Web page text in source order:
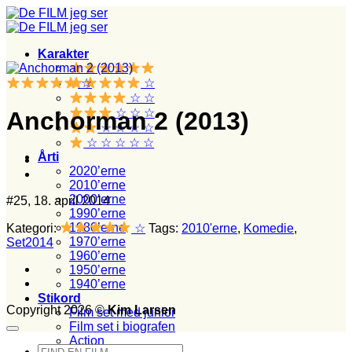
Fortsæt
til
Karakter
☆
☆ ☆
☆ ☆ ☆
☆ ☆ ☆ ☆
☆ ☆ ☆ ☆ ☆
Årti
2020’erne
2010’erne
2000’erne
1990’erne
1980’erne
1970’erne
1960’erne
1950’erne
1940’erne
Stikord
Film set med junior
Film set i biografen
Action
☆
Anchorman 2 (2013)
#25, 18. april 2014
Kategori: ☆ Tags: 2010'erne, Komedie,
Set2014
Copyright 2026 ©Kim Larsen